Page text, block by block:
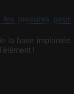
les mesures pour
la base implantée
!